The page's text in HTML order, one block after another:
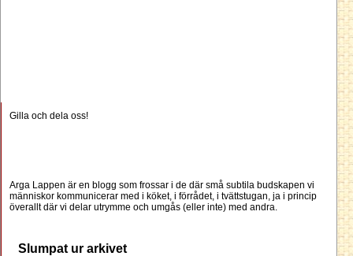
Gilla och dela oss!
Arga Lappen är en blogg som frossar i de där små subtila budskapen vi
människor kommunicerar med i köket, i förrådet, i tvättstugan, ja i princip
överallt där vi delar utrymme och umgås (eller inte) med andra.
Slumpat ur arkivet